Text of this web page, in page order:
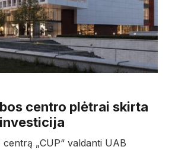
centro plėtrai skirta
„CUP“ valdanti UAB